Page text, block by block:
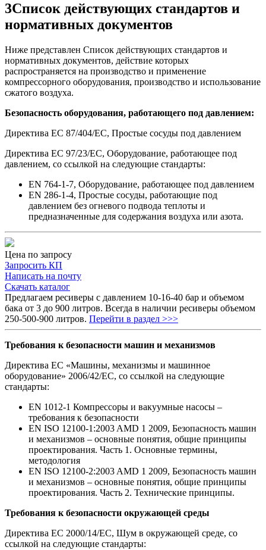
3Список действующих стандартов и
нормативных документов
Ниже представлен Список действующих стандартов и
нормативных документов, действие которых
распространяется на производство и применение
компрессорного оборудования, производство и использование
сжатого воздуха.
Безопасность оборудования, работающего под давлением:
Директива ЕС 87/404/EC, Простые сосуды под давлением
Директива ЕС 97/23/EC, Оборудование, работающее под
давлением, со ссылкой на следующие стандарты:
EN 764-1-7, Оборудование, работающее под давлением
EN 286-1-4, Простые сосуды, работающие под
давлением без огневого подвода теплоты и
предназначенные для содержания воздуха или азота.
Цена по запросу
Запросить КП
Написать на почту
Скачать каталог
Предлагаем ресиверы с давлением 10-16-40 бар и объемом
бака от 3 до 900 литров. Всегда в наличии ресиверы объемом
250-500-900 литров. Перейти в раздел >>>
Требования к безопасности машин и механизмов
Директива ЕС «Машины, механизмы и машинное
оборудование» 2006/42/EC, со ссылкой на следующие
стандарты:
EN 1012-1 Компрессоры и вакуумные насосы –
требования к безопасности
EN ISO 12100-1:2003 AMD 1 2009, Безопасность машин
и механизмов – основные понятия, общие принципы
проектирования. Часть 1. Основные термины,
методология
EN ISO 12100-2:2003 AMD 1 2009, Безопасность машин
и механизмов – основные понятия, общие принципы
проектирования. Часть 2. Технические принципы.
Требования к безопасности окружающей среды
Директива ЕС 2000/14/EC, Шум в окружающей среде, со
ссылкой на следующие стандарты: